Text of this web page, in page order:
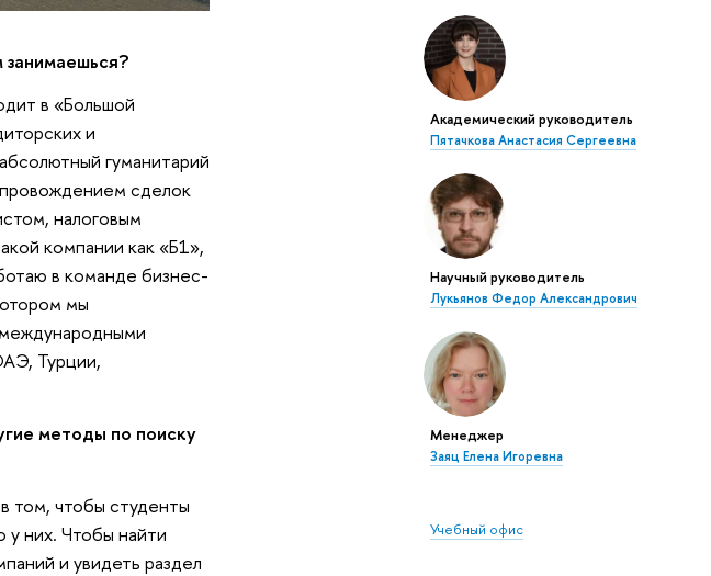
Академический руководитель
Пятачкова Анастасия Сергеевна
Научный руководитель
Лукьянов Федор Александрович
Менеджер
Заяц Елена Игоревна
Учебный офис
в «Большой
и
гуманитарий
сделок
налоговым
компании как «Б1»,
в команде бизнес-
мы
Турции,
методы по поиску
том, чтобы студенты
у них. Чтобы найти
и увидеть раздел